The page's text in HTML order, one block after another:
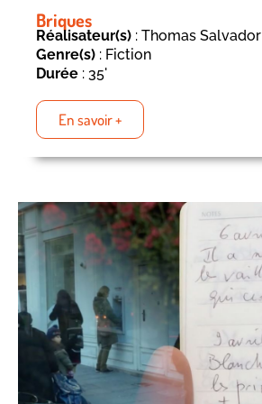
Briques
Réalisateur(s) : Thomas Salvador
Genre(s) : Fiction
Durée : 35'
En savoir +